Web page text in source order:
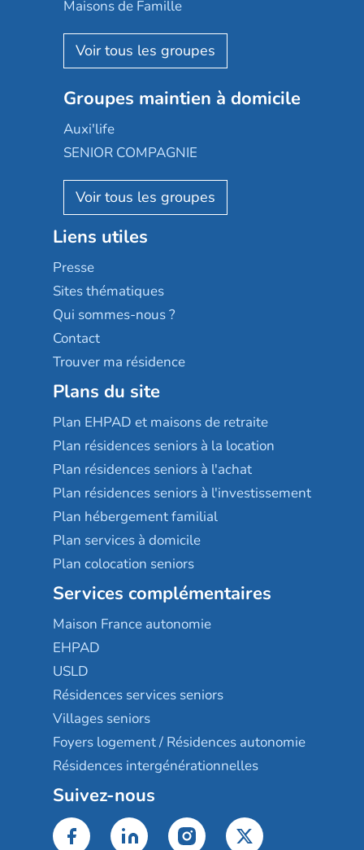
Aquarelia
Nexity edenea
Les jardins d'Arcadie
Occitalia
Appartseniors
Reseda
Stella management
Les villages d'or
Sérénys
Résidences services Villa Médicis
Maisons de Famille
Korian
Emera
Groupe SOS
Le Noble Âge
Almage
Résidalya
Groupe aplus
Groupes maintien à domicile
Auxi'life
SENIOR COMPAGNIE
AGE D'OR Services
Liens utiles
Presse
Sites thématiques
Qui sommes-nous ?
Contact
Trouver ma résidence
Plans du site
Plan EHPAD et maisons de retraite
Plan résidences seniors à la location
Plan résidences seniors à l'achat
Plan résidences seniors à l'investissement
Plan hébergement familial
Plan services à domicile
Plan colocation seniors
Services complémentaires
Maison France autonomie
EHPAD
USLD
Résidences services seniors
Villages seniors
Foyers logement / Résidences autonomie
Résidences intergénérationnelles
Suivez-nous